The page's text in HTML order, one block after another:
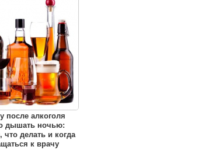
после алкоголя
дышать ночью:
делать и когда
к врачу